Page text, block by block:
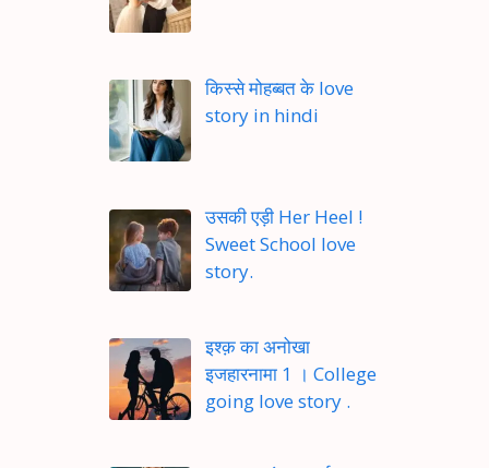
किस्से मोहब्बत के love
story in hindi
उसकी एड़ी Her Heel !
Sweet School love
story.
इश्क़ का अनोखा
इजहारनामा 1 । College
going love story .